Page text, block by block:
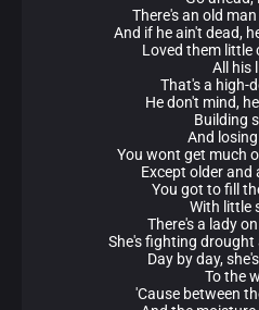
There's an old
And if he ain't dead,
Loved them little
All his
That's a high-
He don't mind,
Building
And
You wont get much
Except older and
You got to fill
With little
There's a lady
She's fighting drought
Day by day,
To the
'Cause between